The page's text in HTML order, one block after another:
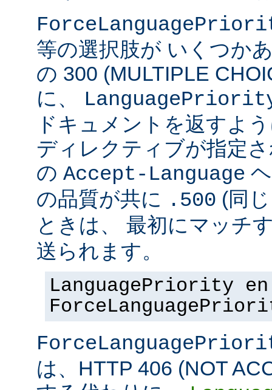
等の選択肢が いくつか
の 300 (MULTIPLE
に、
ドキュメントを返すよ
ディレクティブが指定
の Accept-Language
の品質が共に .500 (同
ときは、 最初にマッチ
送られます。
LanguagePriority
は、HTTP 406 (NOT